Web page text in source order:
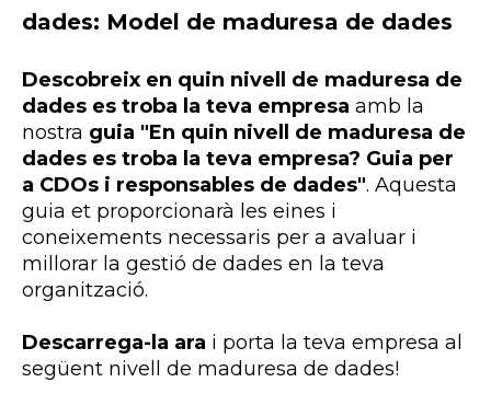
dades: Model de maduresa de dades
Descobreix en quin nivell de maduresa de
dades es troba la teva empresa amb la
nostra guia "En quin nivell de maduresa de
dades es troba la teva empresa? Guia per
a CDOs i responsables de dades". Aquesta
guia et proporcionarà les eines i
coneixements necessaris per a avaluar i
millorar la gestió de dades en la teva
organització.
Descarrega-la ara i porta la teva empresa al
següent nivell de maduresa de dades!